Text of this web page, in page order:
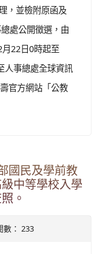
，並檢附原函及
處公開徵選，由
22日0時起至
人事總處全球資訊
官方網站「公教
國民及學前教
中等學校入學
。
數： 233